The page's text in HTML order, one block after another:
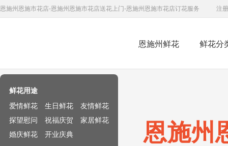
恩施州恩施市花店-恩施州恩施市花店送花上门-恩施州恩施市花店订花服务 注册
恩施州鲜花 鲜花分
恩施州
鲜花用途
爱情鲜花
生日鲜花
友情鲜花
探望慰问
祝福庆贺
家居鲜花
婚庆鲜花
开业庆典